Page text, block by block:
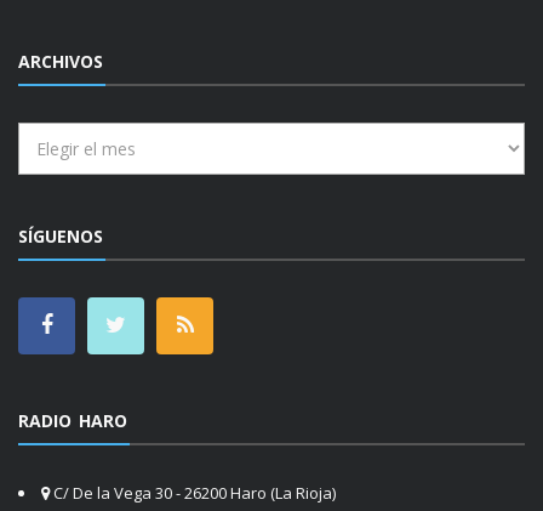
ARCHIVOS
SÍGUENOS
RADIO HARO
C/ De la Vega 30 - 26200 Haro (La Rioja)